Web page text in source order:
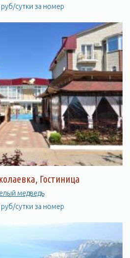
сутки за номер
Гостиница
медведь
сутки за номер